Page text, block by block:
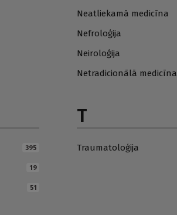
Neatliekamā medicīna
Nefroloģija
Neiroloģija
Netradicionālā medicīna
395
19
51
T
Traumatoloģija